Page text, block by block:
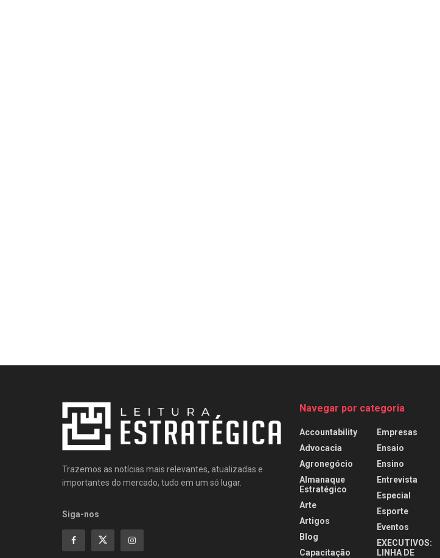
Trazemos as notícias mais relevantes, atualizadas e
importantes do mercado, tudo em um só lugar.
Siga-nos
Navegar por categoria
Accountability
Advocacia
Agronegócio
Almanaque
Estratégico
Arte
Artigos
Blog
Capacitação
Empresas
Ensaio
Ensino
Entrevista
Especial
Esporte
Eventos
EXECUTIVOS:
LINHA DE